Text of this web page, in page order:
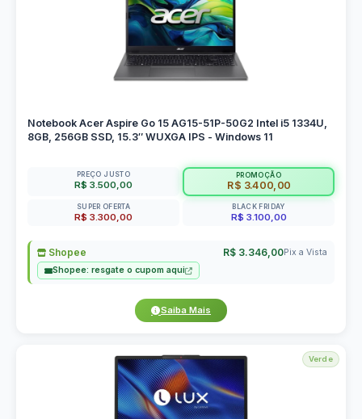
Notebook Acer Aspire Go 15 AG15-51P-50G2 Intel i5 1334U,
8GB, 256GB SSD, 15.3″ WUXGA IPS - Windows 11
PREÇO JUSTO
R$ 3.500,00
PROMOÇÃO
R$ 3.400,00
SUPER OFERTA
R$ 3.300,00
BLACK FRIDAY
R$ 3.100,00
Shopee R$ 3.346,00Pix a Vista
Shopee: resgate o cupom aqui
Saiba Mais
Verde